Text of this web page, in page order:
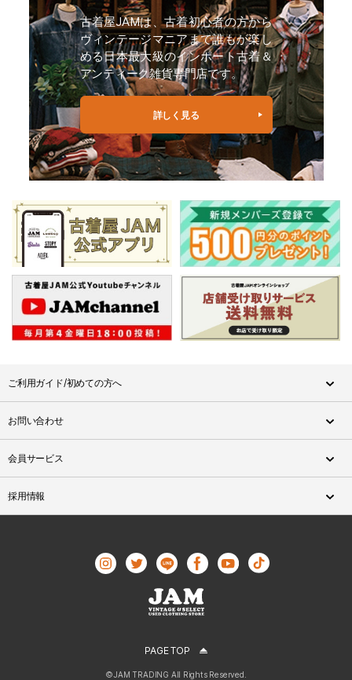
古着屋JAMは、古着初心者の方から
ヴィンテージマニアまで誰もが楽し
める日本最大級のインポート古着＆
アンティーク雑貨専門店です。
詳しく見る
ご利用ガイド/初めての方へ
お問い合わせ
会員サービス
採用情報
PAGE TOP
©JAM TRADING All Rights Reserved.